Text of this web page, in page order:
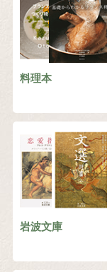
料理本
岩波文庫